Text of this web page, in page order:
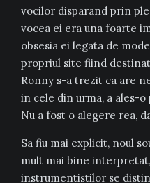
vocilor disparand prin
vocea ei era una foarte
obsesia ei legata de
propriul site fiind
Ronny s-a trezit ca are
in cele din urma, a ales-
Nu a fost o alegere rea,
Sa fiu mai explicit, noul
mult mai bine
instrumentistilor se